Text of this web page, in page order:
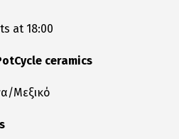
at 18:00
ceramics
Μεξικό